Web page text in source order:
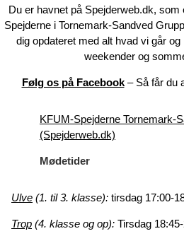
Du er havnet på Spejderweb.dk,
Spejderne i Tornemark-Sandved
dig opdateret med alt hvad vi går
weekender og
Følg os på Facebook– Så får du
KFUM-Spejderne Tornemark-
(Spejderweb.dk)
Mødetider
Ulve (1. til 3. klasse): tirsdag 17:00-
Trop (4. klasse og op): Tirsdag